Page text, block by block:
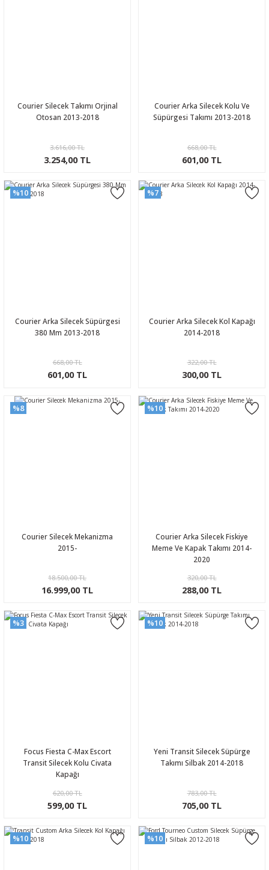
Courier Silecek Takımı Orjinal
Otosan 2013-2018
3.616,00 TL
3.254,00 TL
Courier Arka Silecek Kolu Ve
Süpürgesi Takımı 2013-2018
668,00 TL
601,00 TL
%10
Courier Arka Silecek Süpürgesi
380 Mm 2013-2018
668,00 TL
601,00 TL
%7
Courier Arka Silecek Kol Kapağı
2014-2018
322,00 TL
300,00 TL
%8
Courier Silecek Mekanizma
2015-
18.500,00 TL
16.999,00 TL
%10
Courier Arka Silecek Fiskiye
Meme Ve Kapak Takımı 2014-
2020
320,00 TL
288,00 TL
%3
Focus Fiesta C-Max Escort
Transit Silecek Kolu Civata
Kapağı
620,00 TL
599,00 TL
%10
Yeni Transit Silecek Süpürge
Takımı Silbak 2014-2018
783,00 TL
705,00 TL
%10 %10